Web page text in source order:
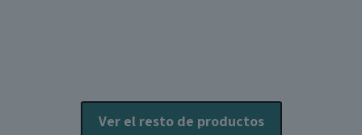
elegir
en
Ver el resto de productos